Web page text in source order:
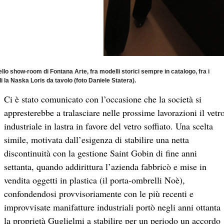
show-room di Fontana Arte, fra modelli storici sempre in catalogo, fra i
la Naska Loris da tavolo (foto Daniele Statera).
Ci è stato comunicato con l’occasione che la società si
appresterebbe a tralasciare nelle prossime lavorazioni il
industriale in lastra in favore del vetro soffiato. Una scelta
simile, motivata dall’esigenza di stabilire una netta
discontinuità con la gestione Saint Gobin di fine anni
settanta, quando addirittura l’azienda fabbricò e mise in
vendita oggetti in plastica (il porta-ombrelli Noè),
confondendosi provvisoriamente con le più recenti e
improvvisate manifatture industriali portò negli anni ottanta
la proprietà Guglielmi a stabilire per un periodo un accordo